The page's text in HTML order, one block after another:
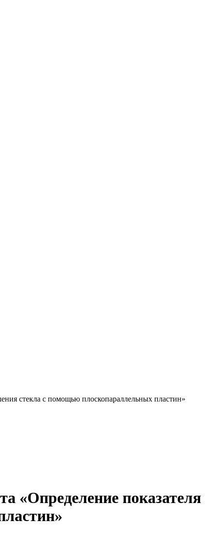
стекла с помощью плоскопараллельных пластин»
«Определение